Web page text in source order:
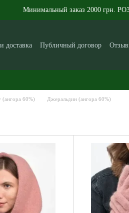
Минимальный заказ 2000 грн.
доставка Публичный договор
(ангора 60%) Джеральдин (ангора 60%)